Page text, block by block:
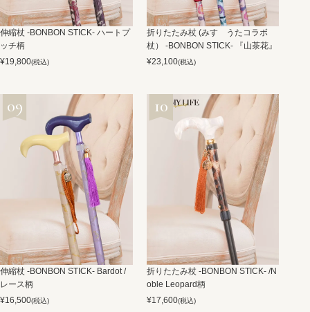
伸縮杖 -BONBON STICK- ハートプ
ッチ柄
¥19,800(税込)
折りたたみ杖 (みすゞうたコラボ
杖） -BONBON STICK- 『山茶花』
¥23,100(税込)
伸縮杖 -BONBON STICK- Bardot /
レース柄
¥16,500(税込)
折りたたみ杖 -BONBON STICK- /N
oble Leopard柄
¥17,600(税込)